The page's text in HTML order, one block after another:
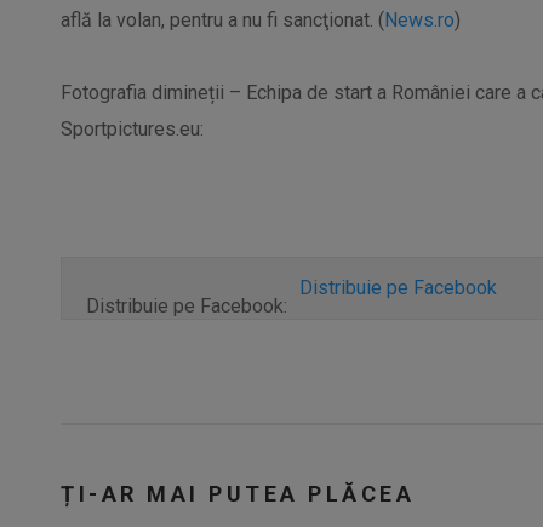
află la volan, pentru a nu fi sancţionat. (News.ro)
Fotografia dimineții – Echipa de start a României care a
Sportpictures.eu:
Distribuie pe Facebook:
Distribuie pe Facebook
ȚI-AR MAI PUTEA PLĂCEA